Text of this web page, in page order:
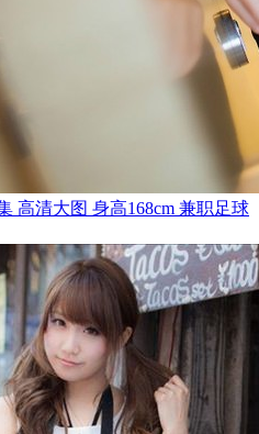
高清大图 身高168cm 兼职足球